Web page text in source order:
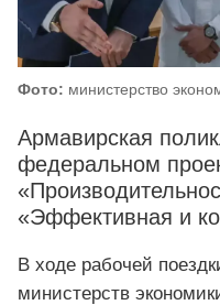
Фото: министерство
Армавирская
федеральном
«Эффективная и
В ходе рабочей
министерств